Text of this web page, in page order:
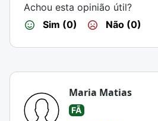
Achou esta opinião útil?
Sim (0)
Não (0)
Maria Matias
FÃ